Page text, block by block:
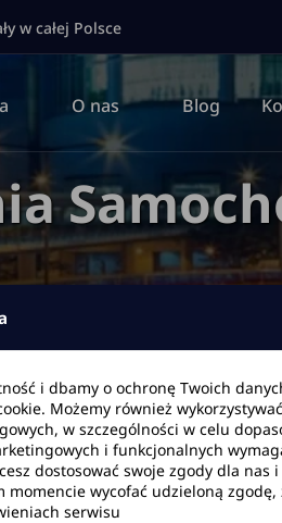
Data
w całej Polsce
O nas Blog
i dbamy o ochronę Twoich
Możemy również
w szczególności w celu
i funkcjonalnych
dostosować swoje zgody dla
momencie wycofać udzieloną
serwisu